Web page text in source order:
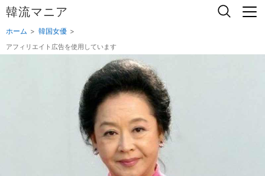
韓流マニア
ホーム 韓国女優
アフィリエイト広告を使用しています